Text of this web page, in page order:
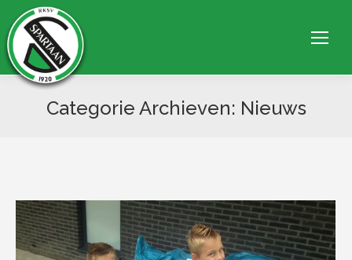
Categorie Archieven: Nieuws